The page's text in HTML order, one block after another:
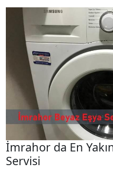
İmrahor da En
Servisi